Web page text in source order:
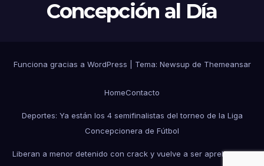
Concepción al Día
Funciona gracias a WordPress Tema: Newsup de Themeansar
HomeContacto
Deportes: Ya están los 4 semifinalistas del torneo de la Liga
Concepcionera de Fútbol
Liberan a menor detenido con crack y vuelve a ser aprehendido